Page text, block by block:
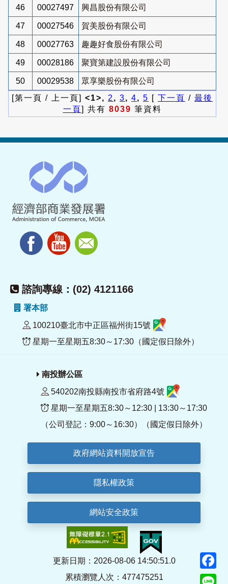
46 00027497 興昌股份有限公司
47 00027546 賀美股份有限公司
48 00027763 趣趣好食股份有限公司
49 00028186 聚寶第建設股份有限公司
50 00029538
眾享樂股份有限公司
[第一頁 / 上一頁] <1>, 2 , 3, 4, 5 [ 下一頁 / 最後
一頁] 共有 8039 筆資料
諮詢專線：(02) 4121166
署本部
100210臺北市中正區福州街15號
星期一至星期五8:30～17:30（國定假日除外）
南投辦公區
540202南投縣南投市省府路4號
星期一至星期五8:30～12:30 | 13:30～17:30
（公司登記：9:00～16:30）（國定假日除外）
政府網站資料開放宣告
隱私權政策
網站安全政策
更新日期：2026-08-06 14:50:51.0
累積瀏覽人次：477475251